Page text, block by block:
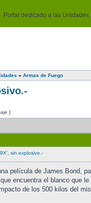
Portal dedicado a las
» Armas de Fuego
]
sin explosivo.-
película de James Bond,
encuentra el blanco que
de los 500 kilos del